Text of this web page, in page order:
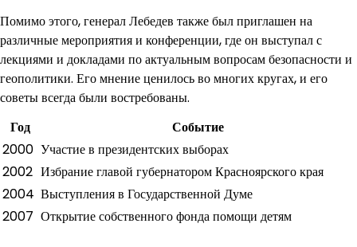
Помимо этого, генерал Лебедев также был приглашен на
различные мероприятия и конференции, где он выступал с
лекциями и докладами по актуальным вопросам безопасности и
геополитики. Его мнение ценилось во многих кругах, и его
советы всегда были востребованы.
Год
Событие
2000 Участие в президентских выборах
2002 Избрание главой губернатором Красноярского края
2004 Выступления в Государственной Думе
2007 Открытие собственного фонда помощи детям